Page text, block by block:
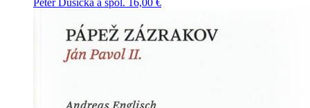
Peter Dušička a spol. 16,00 €